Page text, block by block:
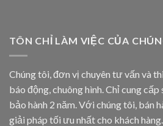
TÔN CHỈ LÀM VIỆC CỦA
Chúng tôi, đơn vị chuyên tư vấn và
báo động, chuông hình. Chỉ cung cấp
bảo hành 2 năm. Với chúng tôi, bán
giải pháp tối ưu nhất cho khách